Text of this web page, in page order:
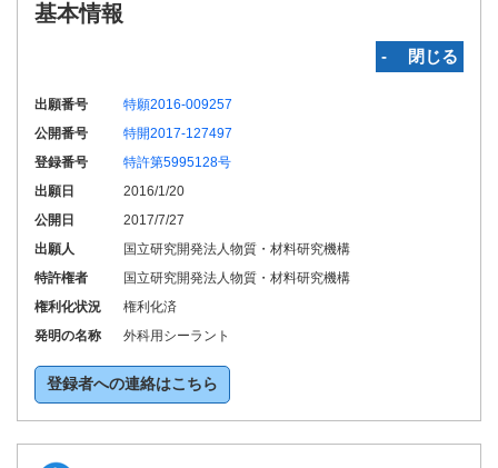
基本情報
‐ 閉じる
出願番号
特願2016-009257
公開番号
特開2017-127497
登録番号
特許第5995128号
出願日
2016/1/20
公開日
2017/7/27
出願人
国立研究開発法人物質・材料研究機構
特許権者
国立研究開発法人物質・材料研究機構
権利化状況
権利化済
発明の名称
外科用シーラント
登録者への連絡はこちら